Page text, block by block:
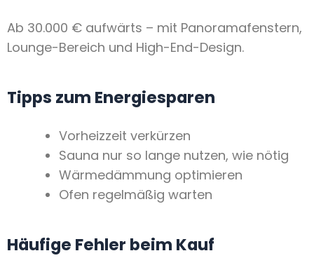
Ab 30.000 € aufwärts – mit Panoramafenstern,
Lounge-Bereich und High-End-Design.
Tipps zum Energiesparen
Vorheizzeit verkürzen
Sauna nur so lange nutzen, wie nötig
Wärmedämmung optimieren
Ofen regelmäßig warten
Häufige Fehler beim Kauf